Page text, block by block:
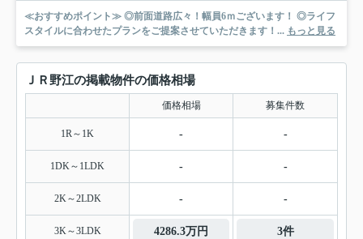
≪おすすめポイント≫ ◎前面道路広々！幅員6ｍございます！ ◎ライフ
スタイルに合わせたプランをご提案させていただきます！... もっと見る
ＪＲ野江の掲載物件の価格相場
価格相場 募集件数
1R～1K - -
1DK～1LDK - -
2K～2LDK - -
3K～3LDK 4286.3万円 3件